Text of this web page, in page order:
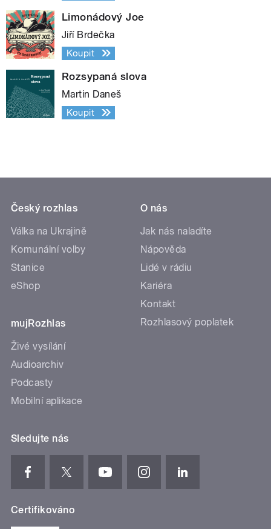
Limonádový Joe
Jiří Brdečka
Koupit
Rozsypaná slova
Martin Daneš
Koupit
Český rozhlas
Válka na Ukrajině
Komunální volby
Stanice
eShop
mujRozhlas
Živé vysílání
Audioarchiv
Podcasty
Mobilní aplikace
O nás
Jak nás naladíte
Nápověda
Lidé v rádiu
Kariéra
Kontakt
Rozhlasový poplatek
Sledujte nás
Certifikováno